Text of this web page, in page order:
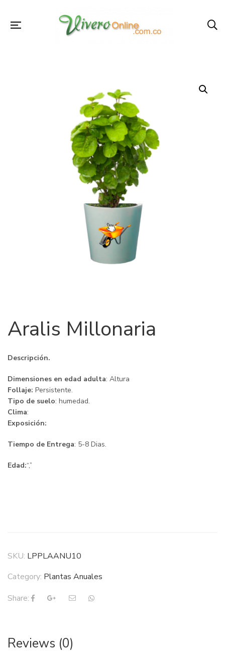
Aralis Millonaria
Descripción.
Dimensiones en edad adulta: Altura
Follaje: Persistente.
Tipo de suelo: humedad.
Clima:
Exposición:
Tiempo de Entrega: 5-8 Dias.
Edad:“,”
SKU: LPPLAANU10
Category: Plantas Anuales
Share:
Reviews (0)